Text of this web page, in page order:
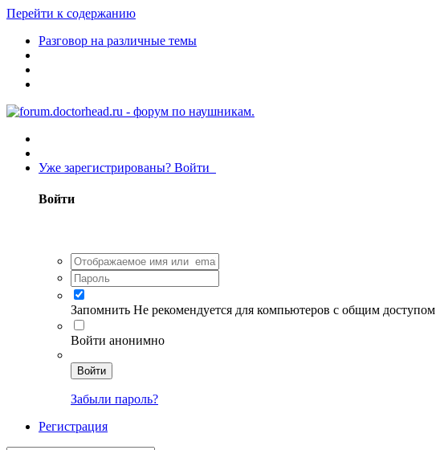
Перейти к содержанию
Разговор на различные темы
Уже зарегистрированы? Войти
Войти
Запомнить Не рекомендуется для компьютеров с общим доступом
Войти анонимно
Войти
Забыли пароль?
Регистрация